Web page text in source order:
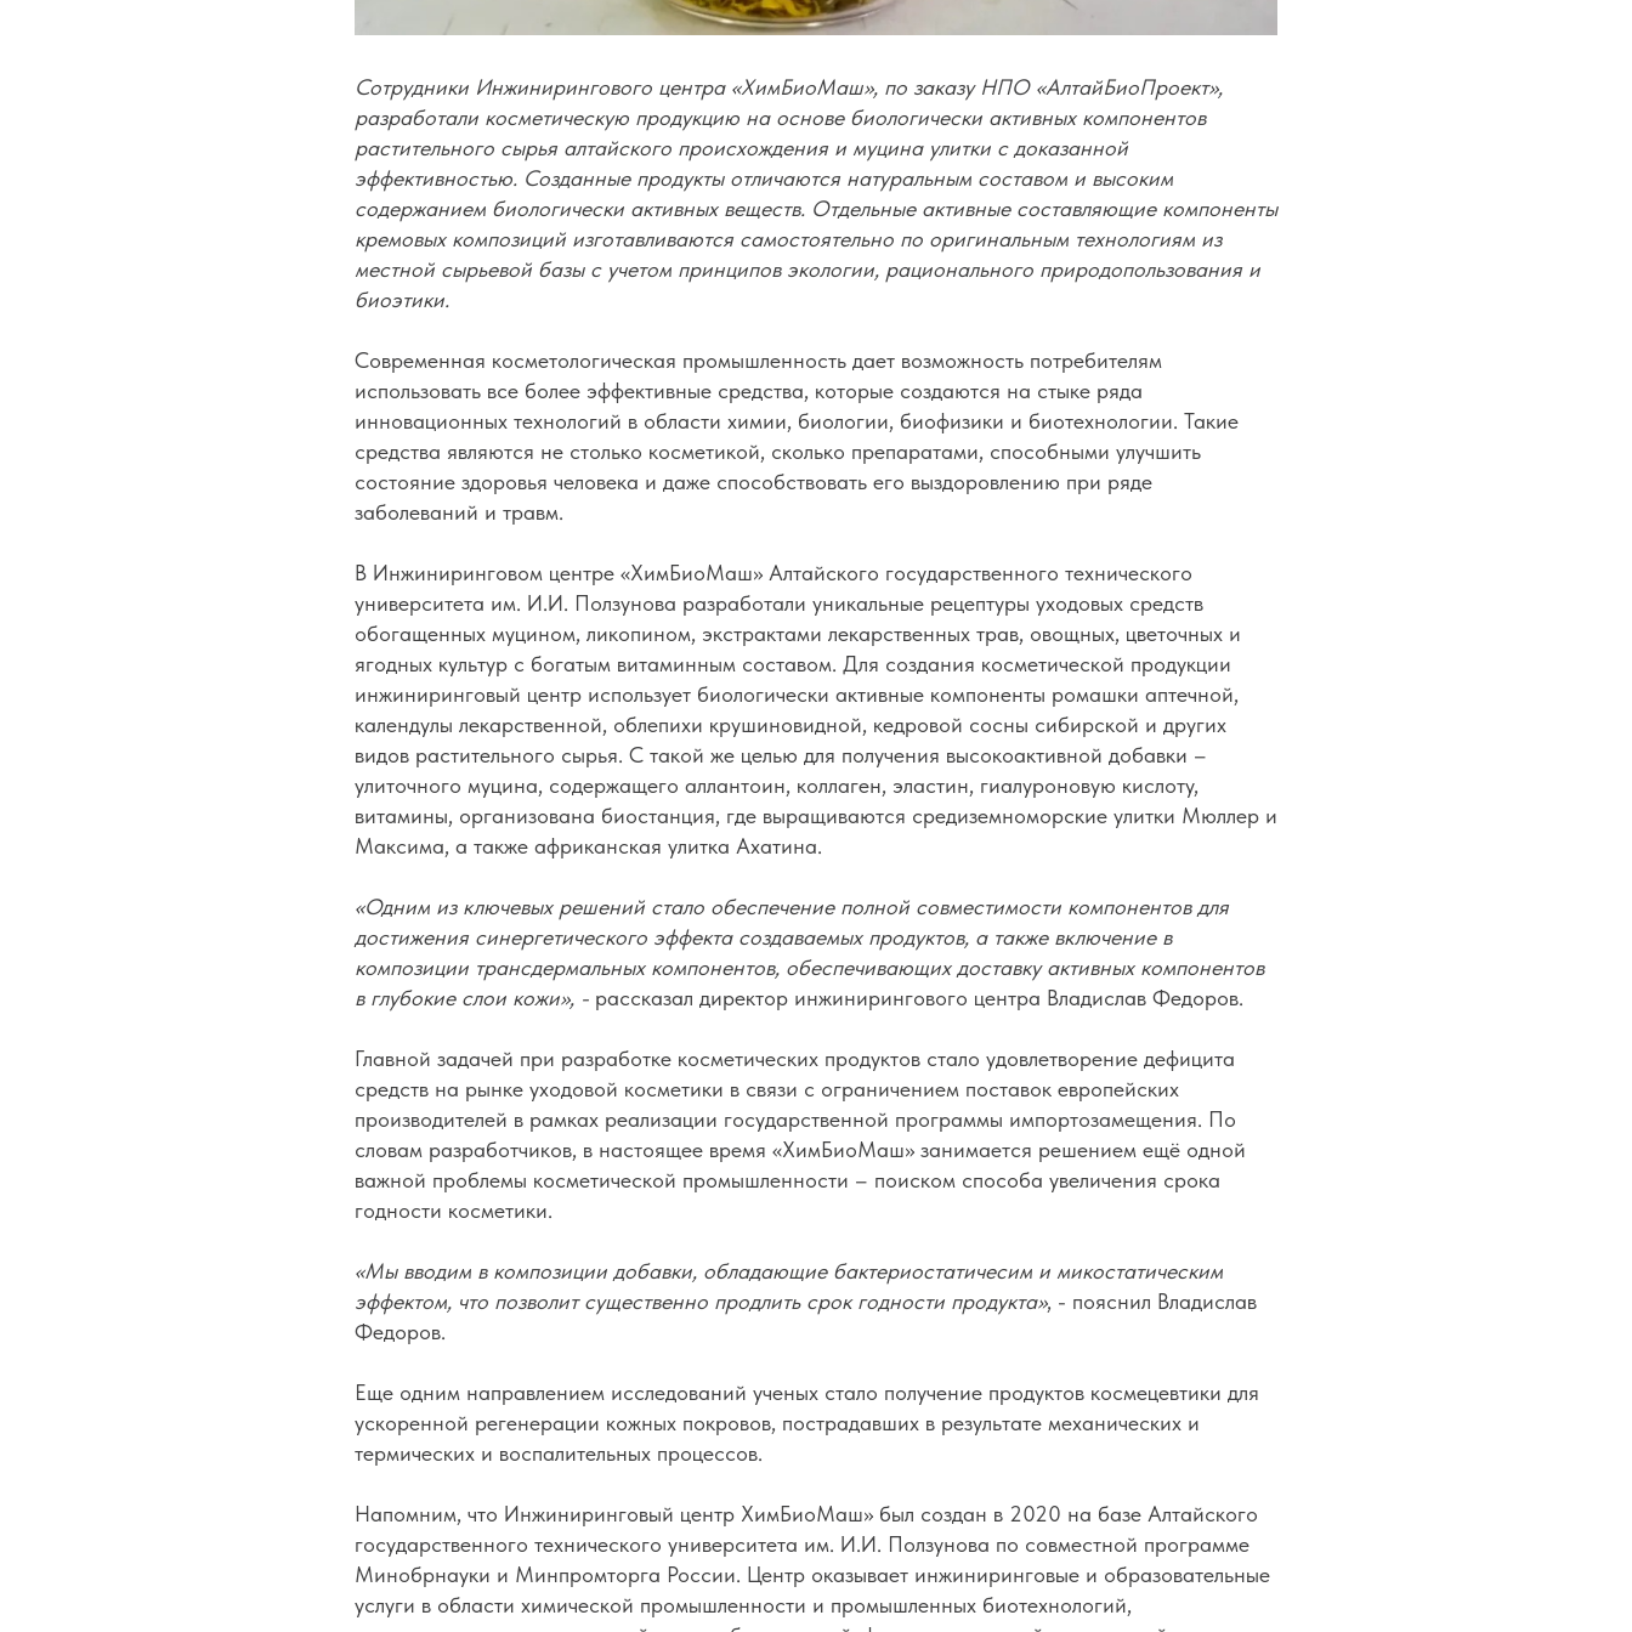
Сотрудники Инжинирингового центра «ХимБиоМаш», по заказу НПО «АлтайБиоПроект»,
разработали косметическую продукцию на основе биологически активных компонентов
растительного сырья алтайского происхождения и муцина улитки с доказанной
эффективностью. Созданные продукты отличаются натуральным составом и высоким
содержанием биологически активных веществ. Отдельные активные составляющие компоненты
кремовых композиций изготавливаются самостоятельно по оригинальным технологиям из
местной сырьевой базы с учетом принципов экологии, рационального природопользования и
биоэтики.
Современная косметологическая промышленность дает возможность потребителям
использовать все более эффективные средства, которые создаются на стыке ряда
инновационных технологий в области химии, биологии, биофизики и биотехнологии. Такие
средства являются не столько косметикой, сколько препаратами, способными улучшить
состояние здоровья человека и даже способствовать его выздоровлению при ряде
заболеваний и травм.
В Инжиниринговом центре «ХимБиоМаш» Алтайского государственного технического
университета им. И.И. Ползунова разработали уникальные рецептуры уходовых средств
обогащенных муцином, ликопином, экстрактами лекарственных трав, овощных, цветочных и
ягодных культур с богатым витаминным составом. Для создания косметической продукции
инжиниринговый центр использует биологически активные компоненты ромашки аптечной,
календулы лекарственной, облепихи крушиновидной, кедровой сосны сибирской и других
видов растительного сырья. С такой же целью для получения высокоактивной добавки –
улиточного муцина, содержащего аллантоин, коллаген, эластин, гиалуроновую кислоту,
витамины, организована биостанция, где выращиваются средиземноморские улитки Мюллер и
Максима, а также африканская улитка Ахатина.
«Одним из ключевых решений стало обеспечение полной совместимости компонентов для
достижения синергетического эффекта создаваемых продуктов, а также включение в
композиции трансдермальных компонентов, обеспечивающих доставку активных компонентов
в глубокие слои кожи», - рассказал директор инжинирингового центра Владислав Федоров.
Главной задачей при разработке косметических продуктов стало удовлетворение дефицита
средств на рынке уходовой косметики в связи с ограничением поставок европейских
производителей в рамках реализации государственной программы импортозамещения. По
словам разработчиков, в настоящее время «ХимБиоМаш» занимается решением ещё одной
важной проблемы косметической промышленности – поиском способа увеличения срока
годности косметики.
«Мы вводим в композиции добавки, обладающие бактериостатичесим и микостатическим
эффектом, что позволит существенно продлить срок годности продукта», - пояснил Владислав
Федоров.
Еще одним направлением исследований ученых стало получение продуктов космецевтики для
ускоренной регенерации кожных покровов, пострадавших в результате механических и
термических и воспалительных процессов.
Напомним, что Инжиниринговый центр ХимБиоМаш» был создан в 2020 на базе Алтайского
государственного технического университета им. И.И. Ползунова по совместной программе
Минобрнауки и Минпромторга России. Центр оказывает инжиниринговые и образовательные
услуги в области химической промышленности и промышленных биотехнологий,